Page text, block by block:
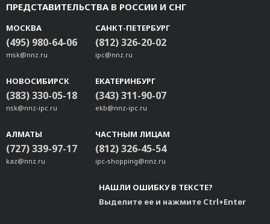
ПРЕДСТАВИТЕЛЬСТВА В РОССИИ И СНГ
МОСКВА
(495) 980-64-06
msk@nnz.ru
САНКТ-ПЕТЕРБУРГ
(812) 326-20-02
ipc@nnz.ru
НОВОСИБИРСК
(383) 330-05-18
nsk@nnz-ipc.ru
ЕКАТЕРИНБУРГ
(343) 311-90-07
ekb@nnz-ipc.ru
АЛМАТЫ
(727) 339-97-17
kaz@nnz.ru
ЧАСТНЫМ ЛИЦАМ
(812) 326-45-54
ipc-shopping@nnz.ru
НАШЛИ ОШИБКУ В ТЕКСТЕ?
Выделите ее и нажмите Ctrl+Enter